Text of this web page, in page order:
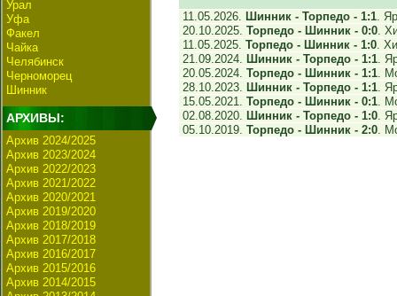
Урал
Уфа
Факел
Чайка
Челябинск
Черноморец
Шинник
АРХИВЫ:
Архив 2024/2025
Архив 2023/2024
Архив 2022/2023
Архив 2021/2022
Архив 2020/2021
Архив 2019/2020
Архив 2018/2019
Архив 2017/2018
Архив 2016/2017
Архив 2015/2016
Архив 2014/2015
11.05.2026. Шинник - Торпедо - 1:1.
20.10.2025. Торпедо - Шинник - 0:0.
11.05.2025. Торпедо - Шинник - 1:0.
21.09.2024. Шинник - Торпедо - 1:1.
20.05.2024. Торпедо - Шинник - 1:1.
28.10.2023. Шинник - Торпедо - 1:1.
15.05.2021. Торпедо - Шинник - 0:1.
02.08.2020. Шинник - Торпедо - 1:0.
05.10.2019. Торпедо - Шинник - 2:0.